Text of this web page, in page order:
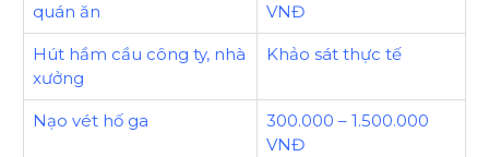
quán ăn
VNĐ
Hút hầm cầu công ty, nhà
xưởng
Khảo sát thực tế
Nạo vét hố ga
300.000 – 1.500.000
VNĐ